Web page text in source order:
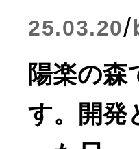
25.03.20/
陽楽の森
す。開発